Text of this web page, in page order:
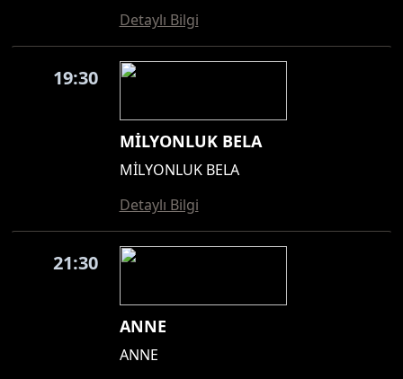
Detaylı Bilgi
19:30
MİLYONLUK BELA
MİLYONLUK BELA
Detaylı Bilgi
21:30
ANNE
ANNE